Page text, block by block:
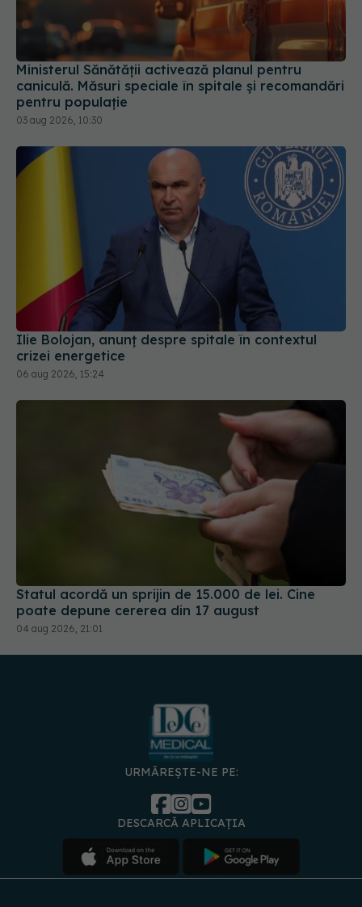
Ministerul Sănătății activează planul pentru
caniculă. Măsuri speciale în spitale și recomandări
pentru populație
03 aug 2026, 10:30
Ilie Bolojan, anunț despre spitale în contextul
crizei energetice
06 aug 2026, 15:24
Statul acordă un sprijin de 15.000 de lei. Cine
poate depune cererea din 17 august
04 aug 2026, 21:01
URMĂREȘTE-NE PE:
DESCARCĂ APLICAȚIA